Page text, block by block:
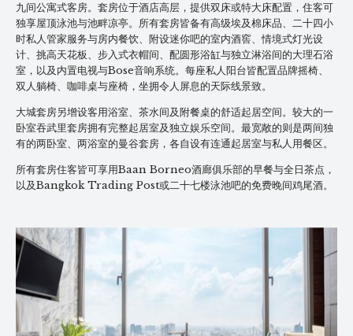
九间公寓式客房。套房位于酒店高层，提供双床或特大床配置，住客可
独享屋顶泳池与池畔凉亭。所有套房皆备有高级埃及棉床品、二十四小
时私人管家服务与房内餐饮、附设迷你吧的室内酒窖、情境式灯光设
计、挑高天花板、步入式衣帽间、配圆形浴缸与独立淋浴间的大理石浴
室，以及内置电视与Bose音响系统。每座私人阳台皆配置品牌摇椅、
双人躺椅、咖啡桌与座椅，坐拥令人屏息的天际线景致。
大城套房另增设客用浴室、茶水间及附餐桌的舒适起居空间。较大的一
卧室吞武里套房拥有完整起居室及独立娱乐空间。最宽敞的则是两间独
有的两卧室、两浴室的曼谷套房，各自设有连通起居室与私人用餐区。
所有套房住客皆可享用Baan Borneo酒廊俱乐部的早餐与全日茶点，
以及Bangkok Trading Post或二十七楼泳池吧的免费晚间鸡尾酒。